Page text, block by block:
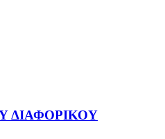
ΔΙΑΦΟΡΙΚΟΥ